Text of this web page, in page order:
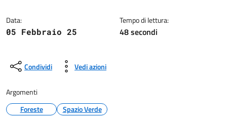
Data:
05 Febbraio 25
Tempo di lettura:
48 secondi
Condividi Vedi azioni
Argomenti
Foreste
Spazio Verde